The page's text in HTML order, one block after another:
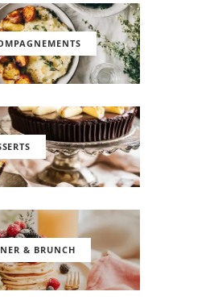
& BRUNCH